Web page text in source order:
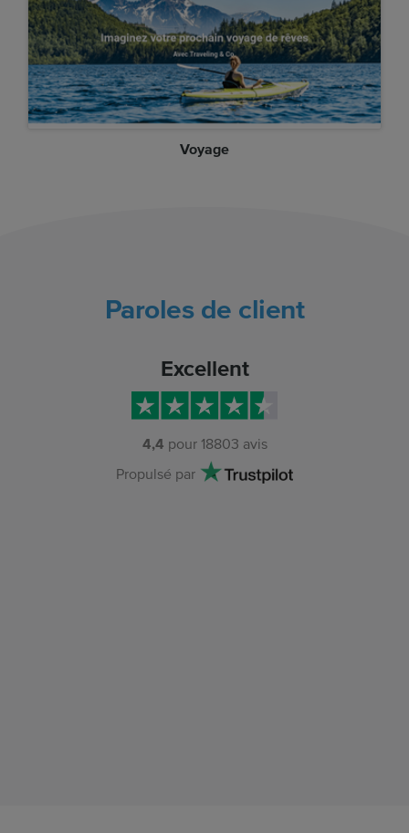
Voyage
Paroles de client
Excellent
4,4 pour 18803 avis
Propulsé par